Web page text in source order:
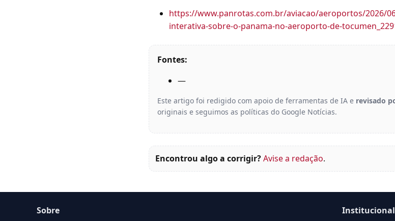
https://www.panrotas.com.br/aviacao/aeroportos/2026/
interativa-sobre-o-panama-no-aeroporto-de-
Fontes:
—
Este artigo foi redigido com apoio de ferramentas de IA e revisado
originais e seguimos as políticas do Google Notícias.
Encontrou algo a corrigir?Avise a redação.
Sobre
Institucional